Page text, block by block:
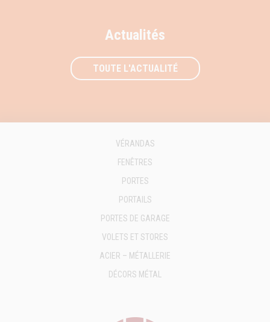
Actualités
TOUTE L'ACTUALITÉ
VÉRANDAS
FENÊTRES
PORTES
PORTAILS
PORTES DE GARAGE
VOLETS ET STORES
ACIER – MÉTALLERIE
DÉCORS MÉTAL